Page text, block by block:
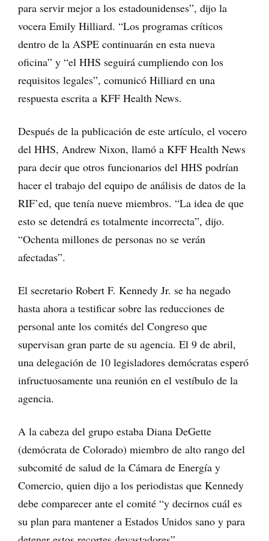
para servir mejor a los estadounidenses”, dijo la
vocera Emily Hilliard. “Los programas críticos
dentro de la ASPE continuarán en esta nueva
oficina” y “el HHS seguirá cumpliendo con los
requisitos legales”, comunicó Hilliard en una
respuesta escrita a KFF Health News.
Después de la publicación de este artículo, el vocero
del HHS, Andrew Nixon, llamó a KFF Health News
para decir que otros funcionarios del HHS podrían
hacer el trabajo del equipo de análisis de datos de la
RIF’ed, que tenía nueve miembros. “La idea de que
esto se detendrá es totalmente incorrecta”, dijo.
“Ochenta millones de personas no se verán
afectadas”.
El secretario Robert F. Kennedy Jr. se ha negado
hasta ahora a testificar sobre las reducciones de
personal ante los comités del Congreso que
supervisan gran parte de su agencia. El 9 de abril,
una delegación de 10 legisladores demócratas esperó
infructuosamente una reunión en el vestíbulo de la
agencia.
A la cabeza del grupo estaba Diana DeGette
(demócrata de Colorado) miembro de alto rango del
subcomité de salud de la Cámara de Energía y
Comercio, quien dijo a los periodistas que Kennedy
debe comparecer ante el comité “y decirnos cuál es
su plan para mantener a Estados Unidos sano y para